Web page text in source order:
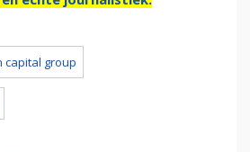
capital group